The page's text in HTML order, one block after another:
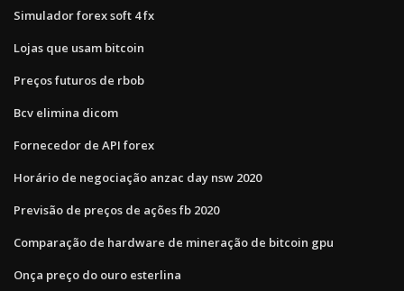
Simulador forex soft 4 fx
Lojas que usam bitcoin
Preços futuros de rbob
Bcv elimina dicom
Fornecedor de API forex
Horário de negociação anzac day nsw 2020
Previsão de preços de ações fb 2020
Comparação de hardware de mineração de bitcoin gpu
Onça preço do ouro esterlina